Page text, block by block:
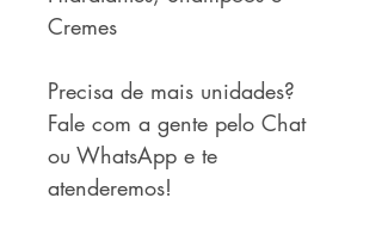
Cremes
Precisa de mais unidades?
Fale com a gente pelo Chat
ou WhatsApp e te
atenderemos!